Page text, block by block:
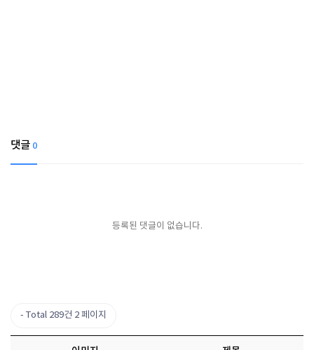
댓글 0
등록된 댓글이 없습니다.
Total 289건 2 페이지